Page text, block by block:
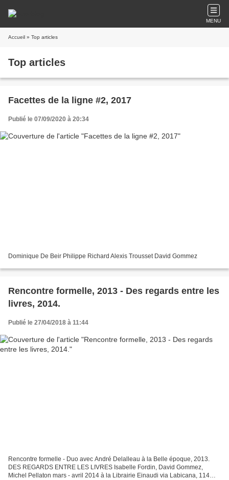
MENU
Accueil » Top articles
Top articles
Facettes de la ligne #2, 2017
Publié le 07/09/2020 à 20:34
Dominique De Beir Philippe Richard Alexis Trousset David Gommez
Rencontre formelle, 2013 - Des regards entre les
livres, 2014.
Publié le 27/04/2018 à 11:44
Rencontre formelle - Duo avec André Delalleau à la Belle époque, 2013.
DES REGARDS ENTRE LES LIVRES Isabelle Fordin, David Gommez,
Michel Pellaton mars - avril 2014 à la Librairie Einaudi via Labicana, 114